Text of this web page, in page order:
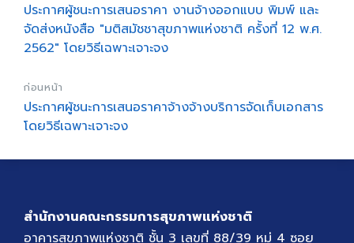
ประกาศผู้ชนะการเสนอราคา งานจ้างออกแบบ พิมพ์ และ
จัดส่งหนังสือ "มติสมัชชาสุขภาพแห่งชาติ ครั้งที่ 12 พ.ศ.
2562" โดยวิธีเฉพาะเจาะจง
ก่อนหน้า
ประกาศผู้ชนะการเสนอราคาจ้างจ้างบริการจัดเก็บเอกสาร
โดยวิธีเฉพาะเจาะจง
สำนักงานคณะกรรมการสุขภาพแห่งชาติ
อาคารสุขภาพแห่งชาติ ชั้น 3 เลขที่ 88/39 หมู่ 4 ซอย